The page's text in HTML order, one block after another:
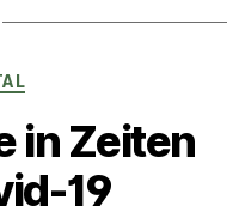
in Zeiten
19